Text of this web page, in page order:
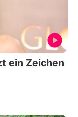
ein Zeichen